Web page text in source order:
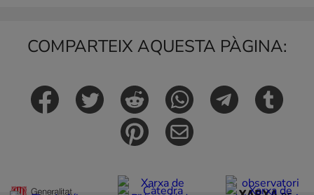
COMPARTEIX AQUESTA PÀGINA: